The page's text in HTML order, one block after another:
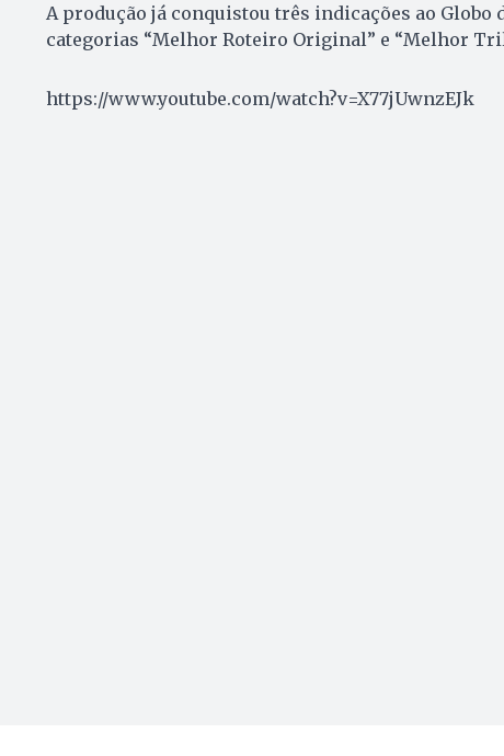
A produção já conquistou três indicações ao Globo
categorias “Melhor Roteiro Original” e “Melhor
https://www.youtube.com/watch?v=X77jUwnzEJk